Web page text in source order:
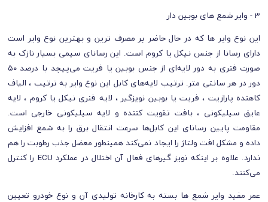
3 - وایر شمع‌ های بوبین‌ دار
این نوع وایر ها که در حال حاضر پر مصرف‌ ترین و بهترین نوع وایر است
دارای رسانا از جنس نیکل یا کروم است. این رسانای سیمی بسیار نازک به
صورت فنری به دور لایه‌ای از جنس بوبین یا فریت می‌پیچد با درصد ۵۰
دور در هر سانتی متر. ترتیب لایه‌های کابل این نوع وایر به ترتیب ، الیاف
کاهنده‌ پارازیت ، فریت یا بوبین نویز‌گیر ، لایه‌ فنری نیکل یا کروم ، لایه‌
عایق سیلیکونی ، بافت تقویت کننده و لایه‌ سیلیکونی خارجی است.
مقاومت پایین رسانای این کابل‌ها سرعت انتقال برق را به شمع افزایش
داده و مشکل افت ولتاژ را ایجاد نمی‌کند همینطور معضل جذب رطوبت را هم
ندارد. علاوه‌ بر اینکه نویز گیرهای فعال آن اختلال در عملکرد ECU را کنترل
می‌کنند.
عمر مفید وایر شمع‌ ها بسته به کارخانه تولیدی آن و نوع خودرو تعیین